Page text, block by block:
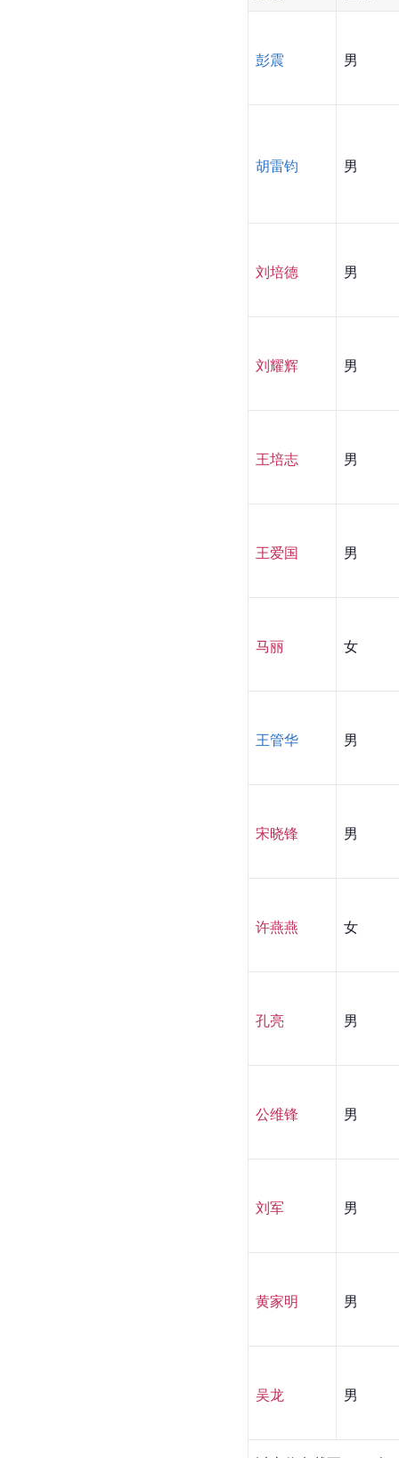
彭震 男
胡雷钧 男
刘培德 男
刘耀辉 男
王培志 男
王爱国 男
马丽 女
王管华 男
宋晓锋 男
许燕燕 女
孔亮 男
公维锋 男
刘军 男
黄家明 男
吴龙 男